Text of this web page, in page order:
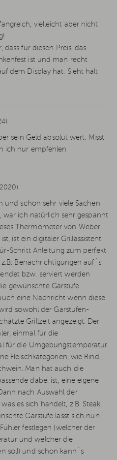
vielleicht aber nicht
für diesen Preis, das
ist und man recht
dem Display hat. Sieht halt
sein Geld absolut wert. Misst
ich nur empfehlen
und schon sehr viele Sachen
war ich natürlich sehr gespannt
Thermometer von Weber,
ist ein digitaler Grillassistent
Schritt Anleitung zum perfekt
Benachrichtigungen auf´s
bzw. serviert werden
gewünschte Garstufe
eine Nachricht wenn diese
sowohl der Garstufen-
Grillzeit angezeigt. Der
einmal für die
für die Umgebungstemperatur.
Fleischkategorien, wie Rind,
Man hat auch die
dabei ist, eine eigene
nach Auswahl der
es sich handelt, z.B. Steak,
Garstufe lässt sich nun
festlegen (welcher der
und welcher die
soll) und schon kann´s